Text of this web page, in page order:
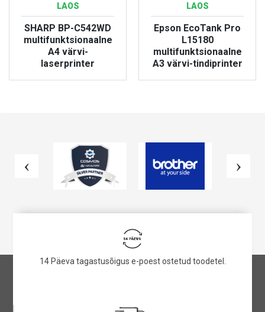
LAOS
SHARP BP-C542WD
multifunktsionaalne
A4 värvi-
laserprinter
LAOS
Epson EcoTank Pro
L15180
multifunktsionaalne
A3 värvi-tindiprinter
14 Päeva tagastusõigus e-poest ostetud toodetel.